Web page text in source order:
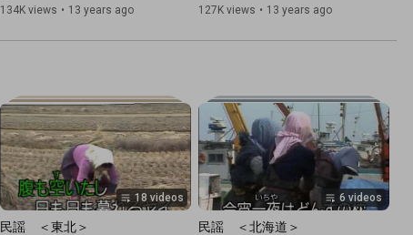
134K views • 13 years ago 127K views • 13 years ago
18 videos
民謡　＜東北＞
6 videos
民謡　＜北海道＞